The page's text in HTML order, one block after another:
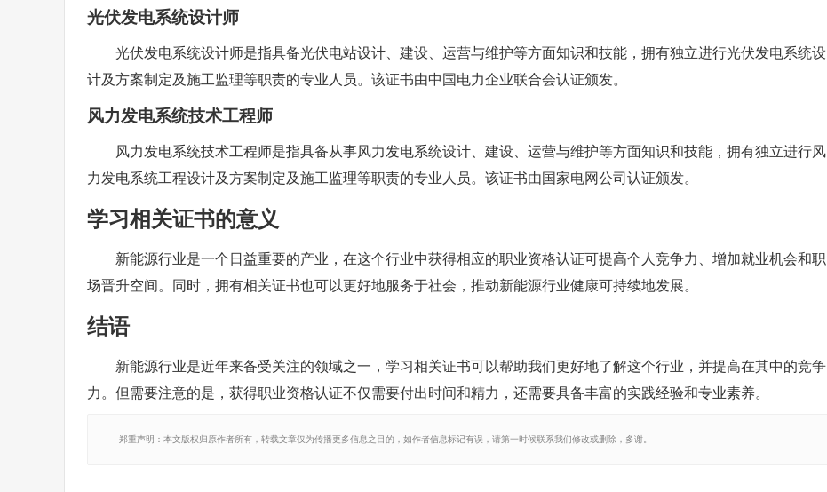
光伏发电系统设计师
光伏发电系统设计师是指具备光伏电站设计、建设、运营与维护等方面知识和技能，拥有独立进行光伏发电系统设
计及方案制定及施工监理等职责的专业人员。该证书由中国电力企业联合会认证颁发。
风力发电系统技术工程师
风力发电系统技术工程师是指具备从事风力发电系统设计、建设、运营与维护等方面知识和技能，拥有独立进行风
力发电系统工程设计及方案制定及施工监理等职责的专业人员。该证书由国家电网公司认证颁发。
学习相关证书的意义
新能源行业是一个日益重要的产业，在这个行业中获得相应的职业资格认证可提高个人竞争力、增加就业机会和职
场晋升空间。同时，拥有相关证书也可以更好地服务于社会，推动新能源行业健康可持续地发展。
结语
新能源行业是近年来备受关注的领域之一，学习相关证书可以帮助我们更好地了解这个行业，并提高在其中的竞争
力。但需要注意的是，获得职业资格认证不仅需要付出时间和精力，还需要具备丰富的实践经验和专业素养。
郑重声明：本文版权归原作者所有，转载文章仅为传播更多信息之目的，如作者信息标记有误，请第一时候联系我们修改或删除，多谢。